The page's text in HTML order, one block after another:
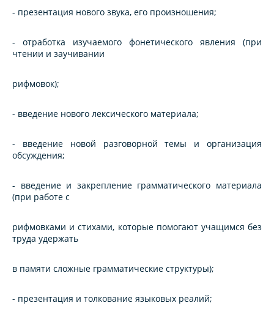
- презентация нового звука, его произношения;
- отработка изучаемого фонетического явления (при
чтении и заучивании
рифмовок);
- введение нового лексического материала;
- введение новой разговорной темы и организация
обсуждения;
- введение и закрепление грамматического материала
(при работе с
рифмовками и стихами, которые помогают учащимся без
труда удержать
в памяти сложные грамматические структуры);
- презентация и толкование языковых реалий;